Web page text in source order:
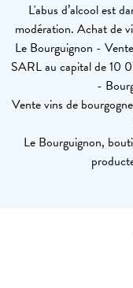
L'abus d’alcool est
modération. Achat de
Le Bourguignon -
SARL au capital de
-
Vente vins de
Le Bourguignon,